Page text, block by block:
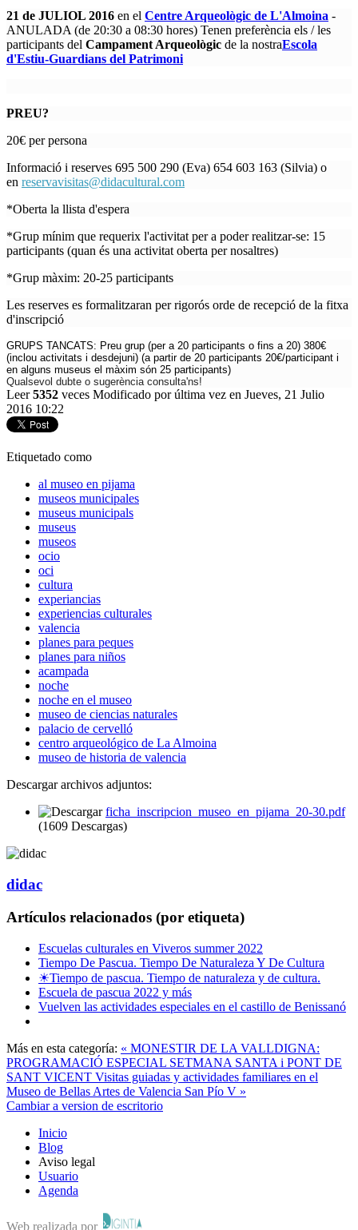
21 de JULIOL 2016 en el Centre Arqueològic de L'Almoina -
ANULADA (de 20:30 a 08:30 hores) Tenen preferència els / les
participants del Campament Arqueològic de la nostraEscola
d'Estiu-Guardians del Patrimoni
PREU?
20€ per persona
Informació i reserves 695 500 290 (Eva) 654 603 163 (Silvia) o
en reservavisitas@didacultural.com
*Oberta la llista d'espera
*Grup mínim que requerix l'activitat per a poder realitzar-se: 15
participants (quan és una activitat oberta per nosaltres)
*Grup màxim: 20-25 participants
Les reserves es formalitzaran per rigorós orde de recepció de la fitxa
d'inscripció
GRUPS TANCATS: Preu grup (per a 20 participants o fins a 20) 380€
(inclou activitats i desdejuni) (a partir de 20 participants 20€/participant i
en alguns museus el màxim són 25 participants)
Qualsevol dubte o sugerència consulta'ns!
Leer5352 veces Modificado por última vez en Jueves, 21 Julio
2016 10:22
Etiquetado como
al museo en pijama
museos municipales
museus municipals
museus
museos
ocio
oci
cultura
experiancias
experiencias culturales
valencia
planes para peques
planes para niños
acampada
noche
noche en el museo
museo de ciencias naturales
palacio de cervelló
centro arqueológico de La Almoina
museo de historia de valencia
Descargar archivos adjuntos:
ficha_inscripcion_museo_en_pijama_20-30.pdf
(1609 Descargas)
didac
Artículos relacionados (por etiqueta)
Escuelas culturales en Viveros summer 2022
Tiempo De Pascua. Tiempo De Naturaleza Y De Cultura
☀Tiempo de pascua. Tiempo de naturaleza y de cultura.
Escuela de pascua 2022 y más
Vuelven las actividades especiales en el castillo de Benissanó
Más en esta categoría: « MONESTIR DE LA VALLDIGNA:
PROGRAMACIÓ ESPECIAL SETMANA SANTA i PONT DE
SANT VICENT Visitas guiadas y actividades familiares en el
Museo de Bellas Artes de Valencia San Pío V »
Cambiar a version de escritorio
Inicio
Blog
Aviso legal
Usuario
Agenda
Web realizada por